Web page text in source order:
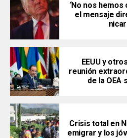
‘No nos hemos
el mensaje
EEUU y
reunión
de la OEA
Crisis total en
emigrar y los